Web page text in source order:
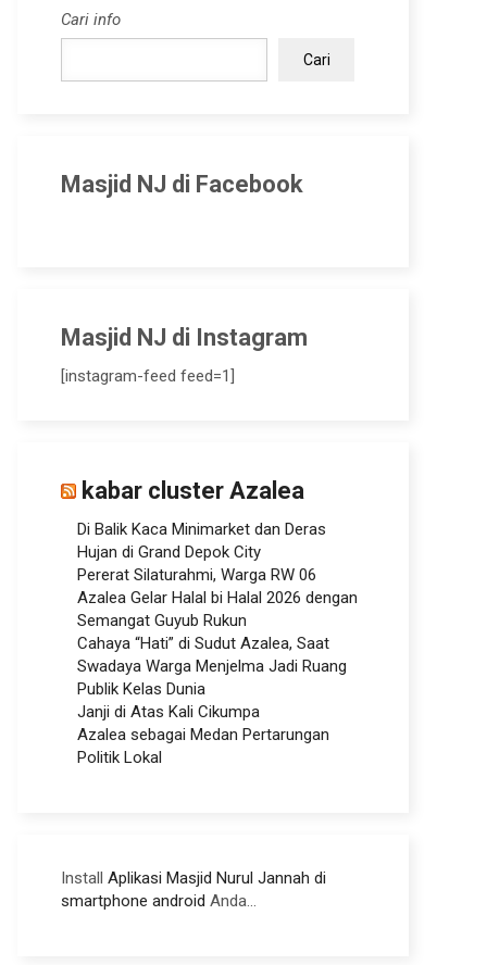
Cari info
Cari
Masjid NJ di Facebook
Masjid NJ di Instagram
[instagram-feed feed=1]
kabar cluster Azalea
Di Balik Kaca Minimarket dan Deras
Hujan di Grand Depok City
Pererat Silaturahmi, Warga RW 06
Azalea Gelar Halal bi Halal 2026 dengan
Semangat Guyub Rukun
Cahaya “Hati” di Sudut Azalea, Saat
Swadaya Warga Menjelma Jadi Ruang
Publik Kelas Dunia
Janji di Atas Kali Cikumpa
Azalea sebagai Medan Pertarungan
Politik Lokal
Install Aplikasi Masjid Nurul Jannah di
smartphone android Anda...